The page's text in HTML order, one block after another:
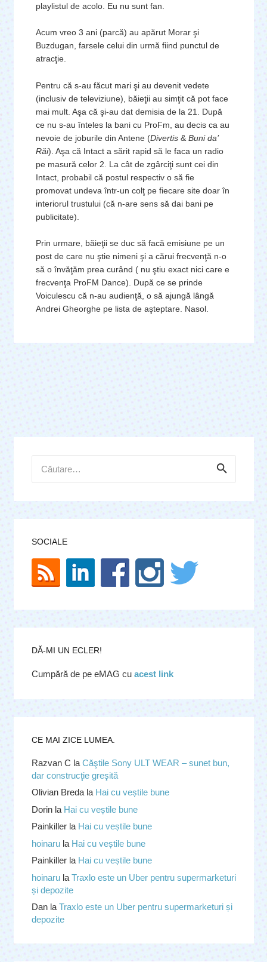
playlistul de acolo. Eu nu sunt fan.
Acum vreo 3 ani (parcă) au apărut Morar şi
Buzdugan, farsele celui din urmă fiind punctul de
atracţie.
Pentru că s-au făcut mari şi au devenit vedete
(inclusiv de televiziune), băieţii au simţit că pot face
mai mult. Aşa că şi-au dat demisia de la 21. După
ce nu s-au înteles la bani cu ProFm, au decis ca au
nevoie de joburile din Antene (Divertis & Buni da’
Răi). Aşa că Intact a sărit rapid să le faca un radio
pe masură celor 2. La cât de zgârciţi sunt cei din
Intact, probabil că postul respectiv o să fie
promovat undeva într-un colţ pe fiecare site doar în
interiorul trustului (că n-are sens să dai bani pe
publicitate).
Prin urmare, băieţii se duc să facă emisiune pe un
post de care nu ştie nimeni şi a cărui frecvenţă n-o
să o învăţăm prea curând ( nu ştiu exact nici care e
frecvenţa ProFM Dance). După ce se prinde
Voiculescu că n-au audienţă, o să ajungă lângă
Andrei Gheorghe pe lista de aşteptare. Nasol.
după:
SOCIALE
DĂ-MI UN ECLER!
Cumpără de pe eMAG cu acest link
CE MAI ZICE LUMEA.
Razvan C la Căştile Sony ULT WEAR – sunet bun,
dar construcţie greşită
Olivian Bredala Hai cu veștile bune
Dorinla Hai cu veștile bune
Painkillerla Hai cu veștile bune
hoinarula Hai cu veștile bune
Painkillerla Hai cu veștile bune
hoinarula Traxlo este un Uber pentru supermarketuri
și depozite
Danla Traxlo este un Uber pentru supermarketuri și
depozite